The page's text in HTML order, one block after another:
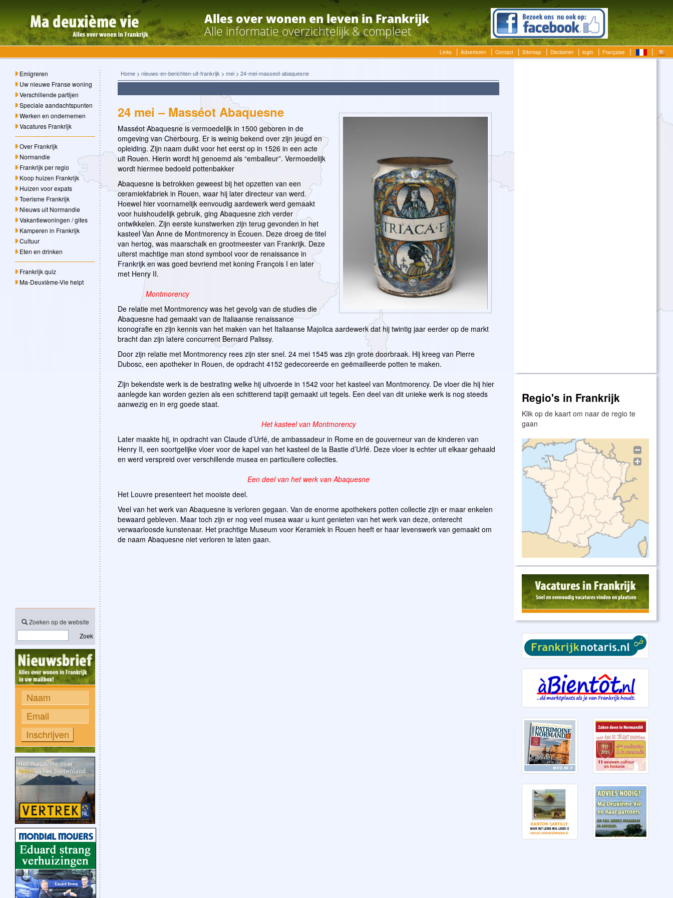
Alles over wonen en leven in Frankrijk
Alle informatie overzichtelijk & compleet
Links Adverteren Contact Sitemap Disclaimer login Française
Emigreren
Uw nieuwe Franse woning
Verschillende partijen
Speciale aandachtspunten
Werken en ondernemen
Vacatures Frankrijk
Over Frankrijk
Normandie
Frankrijk per regio
Koop huizen Frankrijk
Huizen voor expats
Toerisme Frankrijk
Nieuws uit Normandie
Vakantiewoningen / gites
Kamperen in Frankrijk
Cultuur
Eten en drinken
Frankrijk quiz
Ma-Deuxième-Vie helpt
Zoeken op de website
Zoek
Home > nieuws-en-berichten-uit-frankrijk > mei > 24-mei-masseot-abaquesne
24 mei – Masséot Abaquesne
Masséot Abaquesne is vermoedelijk in 1500 geboren in de
omgeving van Cherbourg. Er is weinig bekend over zijn jeugd en
opleiding. Zijn naam duikt voor het eerst op in 1526 in een acte
uit Rouen. Hierin wordt hij genoemd als “emballeur”. Vermoedelijk
wordt hiermee bedoeld pottenbakker
Abaquesne is betrokken geweest bij het opzetten van een
ceramiekfabriek in Rouen, waar hij later directeur van werd.
Hoewel hier voornamelijk eenvoudig aardewerk werd gemaakt
voor huishoudelijk gebruik, ging Abaquesne zich verder
ontwikkelen. Zijn eerste kunstwerken zijn terug gevonden in het
kasteel Van Anne de Montmorency in Ėcouen. Deze droeg de titel
van hertog, was maarschalk en grootmeester van Frankrijk. Deze
uiterst machtige man stond symbool voor de renaissance in
Frankrijk en was goed bevriend met koning François I en later
met Henry II.
Montmorency
De relatie met Montmorency was het gevolg van de studies die
Abaquesne had gemaakt van de Italiaanse renaissance
iconografie en zijn kennis van het maken van het Italiaanse Majolica aardewerk dat hij twintig jaar eerder op de markt
bracht dan zijn latere concurrent Bernard Palissy.
Door zijn relatie met Montmorency rees zijn ster snel. 24 mei 1545 was zijn grote doorbraak. Hij kreeg van Pierre
Dubosc, een apotheker in Rouen, de opdracht 4152 gedecoreerde en geëmailleerde potten te maken.
Zijn bekendste werk is de bestrating welke hij uitvoerde in 1542 voor het kasteel van Montmorency. De vloer die hij hier
aanlegde kan worden gezien als een schitterend tapijt gemaakt uit tegels. Een deel van dit unieke werk is nog steeds
aanwezig en in erg goede staat.
Het kasteel van Montmorency
Later maakte hij, in opdracht van Claude d’Urfé, de ambassadeur in Rome en de gouverneur van de kinderen van
Henry II, een soortgelijke vloer voor de kapel van het kasteel de la Bastie d’Urfé. Deze vloer is echter uit elkaar gehaald
en werd verspreid over verschillende musea en particuliere collecties.
Een deel van het werk van Abaquesne
Het Louvre presenteert het mooiste deel.
Veel van het werk van Abaquesne is verloren gegaan. Van de enorme apothekers potten collectie zijn er maar enkelen
bewaard gebleven. Maar toch zijn er nog veel musea waar u kunt genieten van het werk van deze, onterecht
verwaarloosde kunstenaar. Het prachtige Museum voor Keramiek in Rouen heeft er haar levenswerk van gemaakt om
de naam Abaquesne niet verloren te laten gaan.
Regio's in Frankrijk
Klik op de kaart om naar de regio te
gaan